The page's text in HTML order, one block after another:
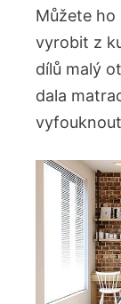
Můžete
vyrobit z
dílů malý
dala